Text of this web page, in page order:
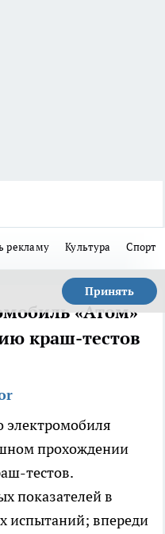
рекламу Культура Спорт
Принять
«Атом»
краш-тестов
электромобиля
прохождении
тестов.
показателей в
испытаний; впереди